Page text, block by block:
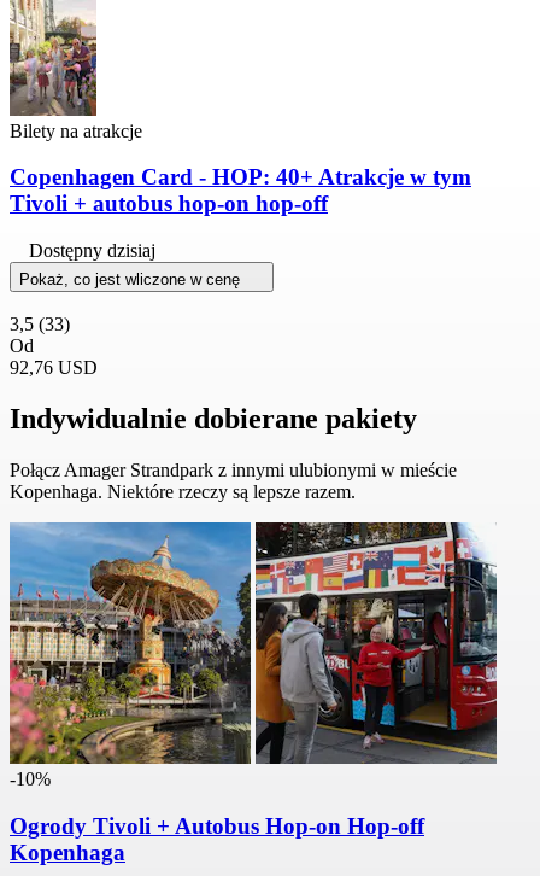
Bilety na atrakcje
Copenhagen Card - HOP: 40+ Atrakcje w tym
Tivoli + autobus hop-on hop-off
Dostępny dzisiaj
Pokaż, co jest wliczone w cenę
3,5 (33)
Od
92,76 USD
Indywidualnie dobierane pakiety
Połącz Amager Strandpark z innymi ulubionymi w mieście
Kopenhaga. Niektóre rzeczy są lepsze razem.
-10%
Ogrody Tivoli + Autobus Hop-on Hop-off
Kopenhaga